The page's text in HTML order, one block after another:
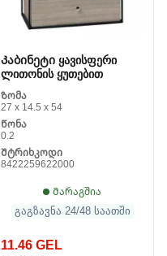
Კაბინეტი ყავისფერი
ლითონის ყუთებით
Ზომა
27 x 14.5 x 54
Წონა
0.2
Შტრიხკოდი
8422259622000
Მარაგშია
გაგზავნა 24/48 საათში
11.46 GEL